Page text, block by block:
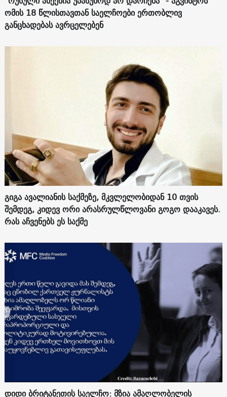
ომის 18 წლისთავთან საელჩოები ერთობლივ
განცხადებას ავრცელებენ
გიგა ავალიანის საქმეზე, მკვლელობიდან 10 თვის
შემდეგ, კიდევ ორი არასრულწლოვანი გოგო დააკავეს.
რას აჩვენებს ეს საქმე
დიდი ბრიტანეთის საელჩო: მზია ამაღლობელის